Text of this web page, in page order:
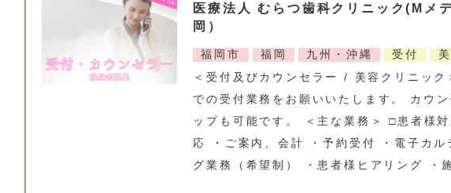
医療法人 むらつ歯科クリニック(Mメ
岡）
福岡市 福岡 九州・沖縄 受付
＜受付及びカウンセラー / 美容クリニック
での受付業務をお願いいたします。 カウ
ップも可能です。 ＜主な業務＞ □患者様
応 ・ご案内、会計 ・予約受付 ・電子カル
グ業務（希望制） ・患者様ヒアリング ・